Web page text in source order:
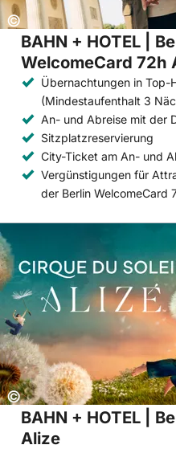
Copyright:
©
BAHN + HOTEL |
WelcomeCard 72h
Übernachtungen in Top-
(Mindestaufenthalt 3
An- und Abreise mit der
Sitzplatzreservierung
City-Ticket am An- und
Vergünstigungen für
der Berlin WelcomeCard
Copyright:
©
BAHN + HOTEL |
Alize